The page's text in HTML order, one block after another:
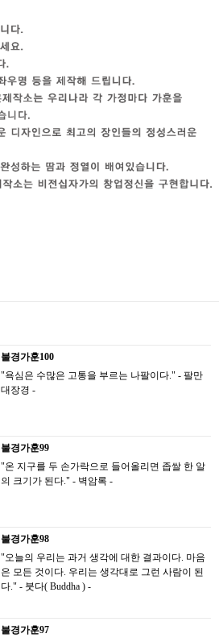
불경가훈100
"욕심은 수많은 고통을 부르는 나팔이다." - 팔만
대장경 -
불경가훈99
"온 지구를 두 손가락으로 들어올리면 좁쌀 한 알
의 크기가 된다." - 벽암록 -
불경가훈98
"오늘의 우리는 과거 생각에 대한 결과이다. 마음
은 모든 것이다. 우리는 생각대로 그런 사람이 된
다." - 붓다( Buddha ) -
불경가훈97